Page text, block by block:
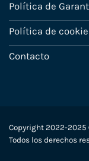
Política de
Política de
Contacto
Copyright 2022-2025
Todos los derechos